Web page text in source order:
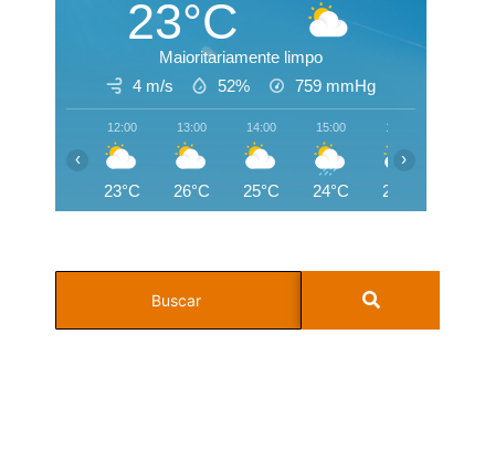
23°C
Maioritariamente limpo
4 m/s
52% 759 mmHg
12:00
23°C
13:00
26°C
14:00
25°C
15:00
24°C
16:00
24°C
‹ ›